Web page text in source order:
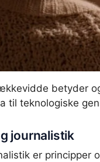
betyder
til teknologiske
journalistik
er